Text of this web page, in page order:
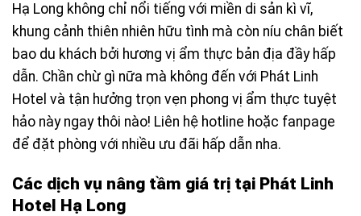
Hạ Long không chỉ nổi tiếng với miền di sản kì vĩ,
khung cảnh thiên nhiên hữu tình mà còn níu chân biết
bao du khách bởi hương vị ẩm thực bản địa đầy hấp
dẫn. Chần chừ gì nữa mà không đến với Phát Linh
Hotel và tận hưởng trọn vẹn phong vị ẩm thực tuyệt
hảo này ngay thôi nào! Liên hệ hotline hoặc fanpage
để đặt phòng với nhiều ưu đãi hấp dẫn nha.
Các dịch vụ nâng tầm giá trị tại Phát Linh
Hotel Hạ Long